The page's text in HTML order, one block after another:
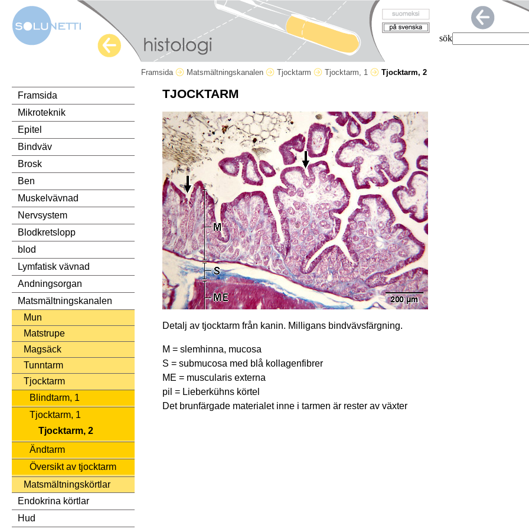
sök
Framsida Matsmältningskanalen Tjocktarm Tjocktarm, 1 Tjocktarm, 2
Framsida
Mikroteknik
Epitel
Bindväv
Brosk
Ben
Muskelvävnad
Nervsystem
Blodkretslopp
blod
Lymfatisk vävnad
Andningsorgan
Matsmältningskanalen
Mun
Matstrupe
Magsäck
Tunntarm
Tjocktarm
Blindtarm, 1
Tjocktarm, 1
Tjocktarm, 2
Ändtarm
Översikt av tjocktarm
Matsmältningskörtlar
Endokrina körtlar
Hud
TJOCKTARM
Detalj av tjocktarm från kanin. Milligans bindvävsfärgning.
M = slemhinna, mucosa
S = submucosa med blå kollagenfibrer
ME = muscularis externa
pil = Lieberkühns körtel
Det brunfärgade materialet inne i tarmen är rester av växter